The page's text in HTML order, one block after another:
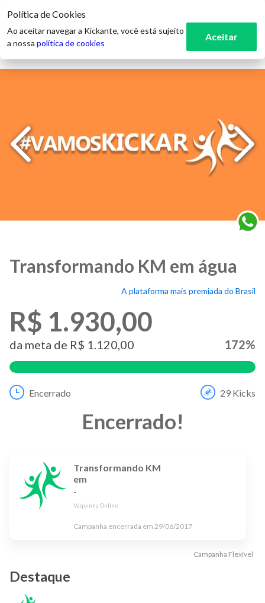
Transformando KM em água
A plataforma mais premiada do Brasil
R$ 1.930,00
da meta de R$ 1.120,00 172%
Encerrado 29 Kicks
Encerrado!
Transformando KM
em
-
Vaquinha Online
Campanha encerrada em 29/06/2017
Campanha Flexível
Destaque
Política de Cookies
Ao aceitar navegar a Kickante, você está sujeito
a nossa política de cookies
Aceitar